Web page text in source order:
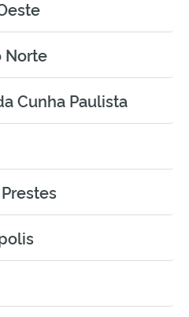
Norte
Cunha Paulista